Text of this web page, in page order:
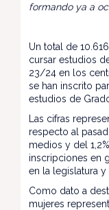
formando ya a
Un total de
cursar estudios
23/24 en los
se han inscrito
estudios de
Las cifras
respecto al
medios y del
inscripciones en
en la legislatura y
Como dato a
mujeres